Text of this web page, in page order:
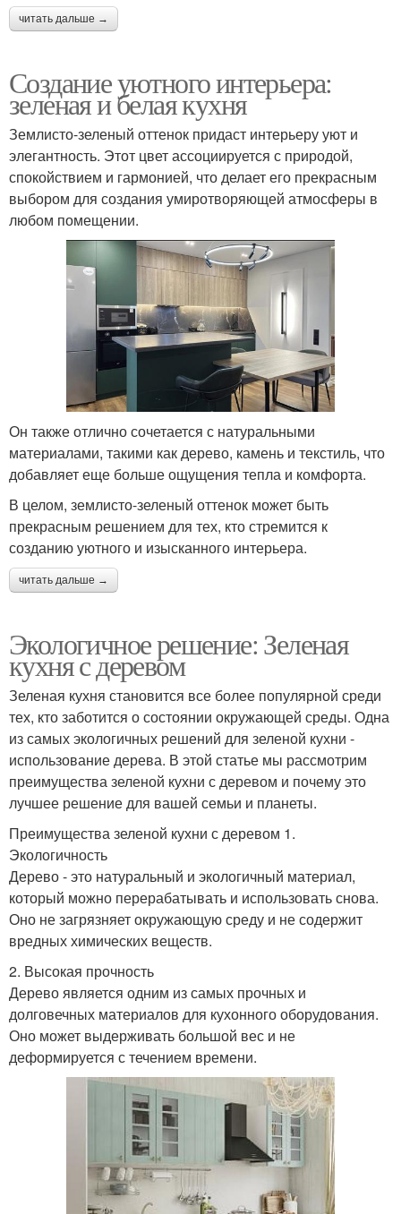
читать дальше →
Создание уютного интерьера:
зеленая и белая кухня
Землисто-зеленый оттенок придаст интерьеру уют и
элегантность. Этот цвет ассоциируется с природой,
спокойствием и гармонией, что делает его прекрасным
выбором для создания умиротворяющей атмосферы в
любом помещении.
Он также отлично сочетается с натуральными
материалами, такими как дерево, камень и текстиль, что
добавляет еще больше ощущения тепла и комфорта.
В целом, землисто-зеленый оттенок может быть
прекрасным решением для тех, кто стремится к
созданию уютного и изысканного интерьера.
читать дальше →
Экологичное решение: Зеленая
кухня с деревом
Зеленая кухня становится все более популярной среди
тех, кто заботится о состоянии окружающей среды. Одна
из самых экологичных решений для зеленой кухни -
использование дерева. В этой статье мы рассмотрим
преимущества зеленой кухни с деревом и почему это
лучшее решение для вашей семьи и планеты.
Преимущества зеленой кухни с деревом 1.
Экологичность
Дерево - это натуральный и экологичный материал,
который можно перерабатывать и использовать снова.
Оно не загрязняет окружающую среду и не содержит
вредных химических веществ.
2. Высокая прочность
Дерево является одним из самых прочных и
долговечных материалов для кухонного оборудования.
Оно может выдерживать большой вес и не
деформируется с течением времени.